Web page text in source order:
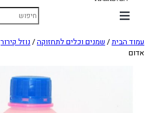
עמוד הבית/ שמנים וכלים לתחזוקה/ נוזל קירור
אדום